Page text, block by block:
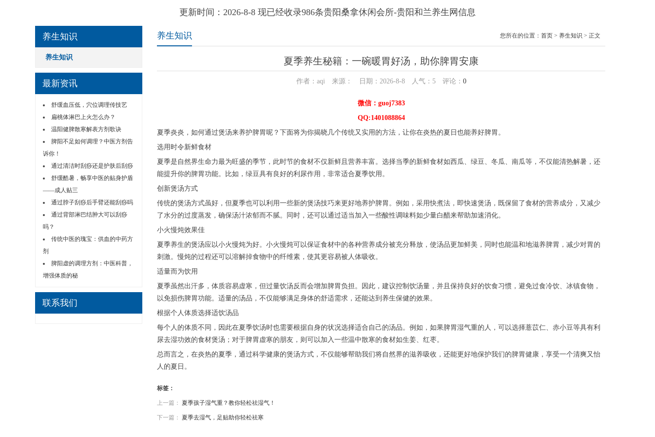
更新时间：2026-8-8 现已经收录986条贵阳桑拿休闲会所-贵阳和兰养生网信息
养生知识
养生知识
最新资讯
舒缓血压低，穴位调理传技艺
扁桃体淋巴上火怎么办？
温阳健脾散寒解表方剂歌诀
脾阳不足如何调理？中医方剂告
诉你！
通过清洁时刮痧还是护肤后刮痧
舒缓酷暑，畅享中医的贴身护盾
——成人贴三
通过脖子刮痧后手臂还能刮痧吗
通过背部淋巴结肿大可以刮痧
吗？
传统中医的瑰宝：供血的中药方
剂
脾阳虚的调理方剂：中医科普，
增强体质的秘
联系我们
养生知识 您所在的位置： 首页 > 养生知识 > 正文
夏季养生秘籍：一碗暖胃好汤，助你脾胃安康
作者：aqi 来源： 日期：2026-8-8 人气： 5评论： 0
微信：guoj7383
QQ:1401088864
夏季炎炎，如何通过煲汤来养护脾胃呢？下面将为你揭晓几个传统又实用的方法，让你在炎热的夏日也能养好脾胃。
选用时令新鲜食材
夏季是自然界生命力最为旺盛的季节，此时节的食材不仅新鲜且营养丰富。选择当季的新鲜食材如西瓜、绿豆、冬瓜、南瓜等，不仅能清热解暑，还
能提升你的脾胃功能。比如，绿豆具有良好的利尿作用，非常适合夏季饮用。
创新煲汤方式
传统的煲汤方式虽好，但夏季也可以利用一些新的煲汤技巧来更好地养护脾胃。例如，采用快煮法，即快速煲汤，既保留了食材的营养成分，又减少
了水分的过度蒸发，确保汤汁浓郁而不腻。同时，还可以通过适当加入一些酸性调味料如少量白醋来帮助加速消化。
小火慢炖效果佳
夏季养生的煲汤应以小火慢炖为好。小火慢炖可以保证食材中的各种营养成分被充分释放，使汤品更加鲜美，同时也能温和地滋养脾胃，减少对胃的
刺激。慢炖的过程还可以溶解掉食物中的纤维素，使其更容易被人体吸收。
适量而为饮用
夏季虽然出汗多，体质容易虚寒，但过量饮汤反而会增加脾胃负担。因此，建议控制饮汤量，并且保持良好的饮食习惯，避免过食冷饮、冰镇食物，
以免损伤脾胃功能。适量的汤品，不仅能够满足身体的舒适需求，还能达到养生保健的效果。
根据个人体质选择适饮汤品
每个人的体质不同，因此在夏季饮汤时也需要根据自身的状况选择适合自己的汤品。例如，如果脾胃湿气重的人，可以选择薏苡仁、赤小豆等具有利
尿去湿功效的食材煲汤；对于脾胃虚寒的朋友，则可以加入一些温中散寒的食材如生姜、红枣。
总而言之，在炎热的夏季，通过科学健康的煲汤方式，不仅能够帮助我们将自然界的滋养吸收，还能更好地保护我们的脾胃健康，享受一个清爽又怡
人的夏日。
标签：
上一篇： 夏季孩子湿气重？教你轻松祛湿气！
下一篇： 夏季去湿气，足贴助你轻松祛寒